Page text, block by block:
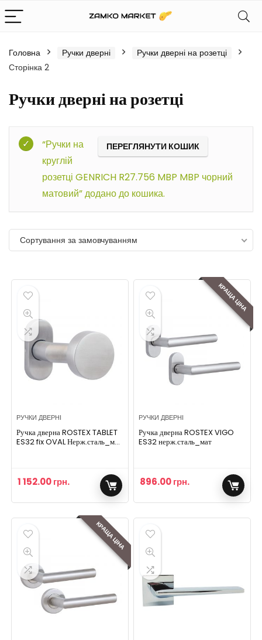
Головна Ручки дверні
Ручки дверні на розетці
Сторінка 2
Ручки дверні на розетці
ПЕРЕГЛЯНУТИ КОШИК
“Ручки на
круглій
розетці GENRICH R27.756 MBP MBP чорний
матовий” додано до кошика.
Сортування за замовчуванням
РУЧКИ ДВЕРНІ
Ручка дверна ROSTEX TABLET
ES32 fix OVAL Нерж.сталь_мат
1 152.00грн.
КРАЩА ЦІНА
РУЧКИ ДВЕРНІ
Ручка дверна ROSTEX VIGO
ES32 нерж.сталь_мат
896.00грн.
КРАЩА ЦІНА